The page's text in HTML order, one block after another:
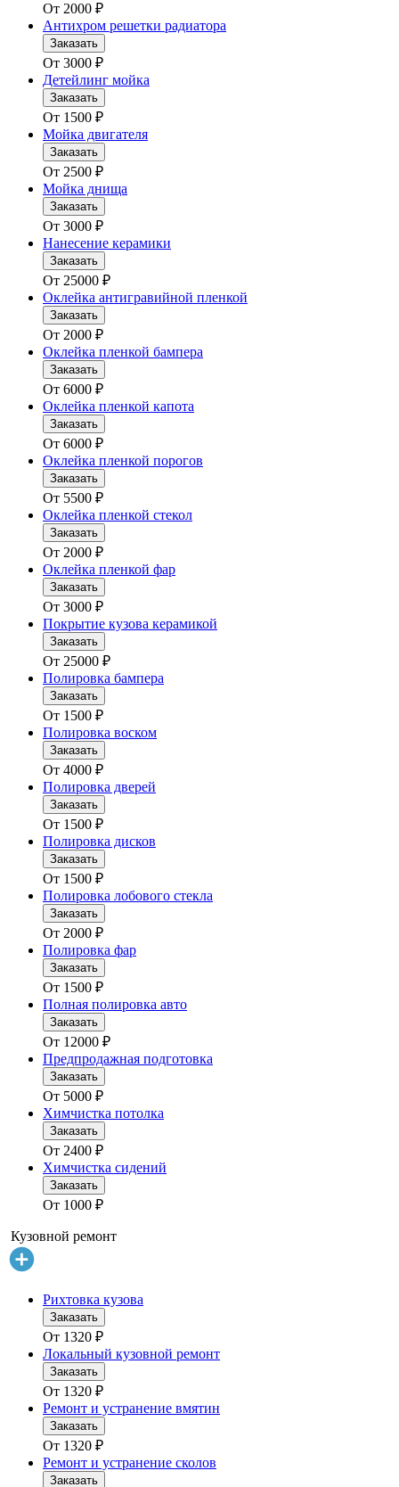
От 2000 ₽
Антихром решетки радиатора
Заказать
От 3000 ₽
Детейлинг мойка
Заказать
От 1500 ₽
Мойка двигателя
Заказать
От 2500 ₽
Мойка днища
Заказать
От 3000 ₽
Нанесение керамики
Заказать
От 25000 ₽
Оклейка антигравийной пленкой
Заказать
От 2000 ₽
Оклейка пленкой бампера
Заказать
От 6000 ₽
Оклейка пленкой капота
Заказать
От 6000 ₽
Оклейка пленкой порогов
Заказать
От 5500 ₽
Оклейка пленкой стекол
Заказать
От 2000 ₽
Оклейка пленкой фар
Заказать
От 3000 ₽
Покрытие кузова керамикой
Заказать
От 25000 ₽
Полировка бампера
Заказать
От 1500 ₽
Полировка воском
Заказать
От 4000 ₽
Полировка дверей
Заказать
От 1500 ₽
Полировка дисков
Заказать
От 1500 ₽
Полировка лобового стекла
Заказать
От 2000 ₽
Полировка фар
Заказать
От 1500 ₽
Полная полировка авто
Заказать
От 12000 ₽
Предпродажная подготовка
Заказать
От 5000 ₽
Химчистка потолка
Заказать
От 2400 ₽
Химчистка сидений
Заказать
От 1000 ₽
Кузовной ремонт
Рихтовка кузова
Заказать
От 1320 ₽
Локальный кузовной ремонт
Заказать
От 1320 ₽
Ремонт и устранение вмятин
Заказать
От 1320 ₽
Ремонт и устранение сколов
Заказать